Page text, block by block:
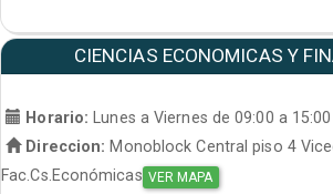
CIENCIAS ECONOMICAS Y
Horario: Lunes a Viernes de 09:00 a 15:00
Direccion: Monoblock Central piso 4
Fac.Cs.Económicas VER MAPA